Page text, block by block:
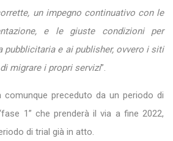
un impegno continuativo con le
e le giuste condizioni per
pubblicitaria e ai publisher, ovvero i siti
migrare i propri servizi”.
preceduto da un periodo di
1” che prenderà il via a fine 2022,
di trial già in atto.